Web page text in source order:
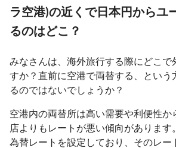
ラ空港)の近くで日本円からユ
るのはどこ？
みなさんは、海外旅行する際にどこで
すか？直前に空港で両替する、という
るのではないでしょうか？
空港内の両替所は高い需要や利便性か
店よりもレートが悪い傾向がありま
為替レートを設定しており、そのレー